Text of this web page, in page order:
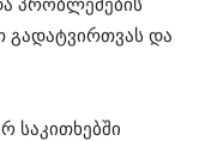
გადატვირთვას და
საკითხებში